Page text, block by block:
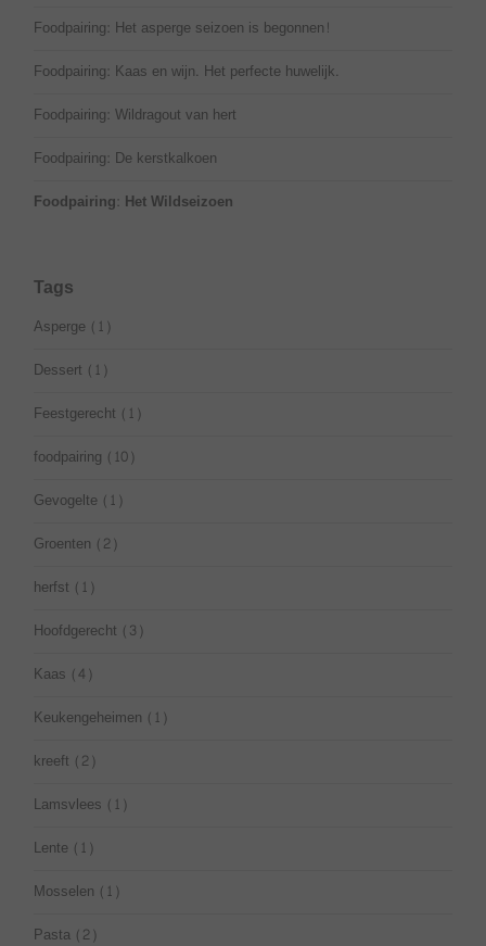
Foodpairing: Het asperge seizoen is begonnen!
Foodpairing: Kaas en wijn. Het perfecte huwelijk.
Foodpairing: Wildragout van hert
Foodpairing: De kerstkalkoen
Foodpairing: Het Wildseizoen
Tags
Asperge (1)
Dessert (1)
Feestgerecht (1)
foodpairing (10)
Gevogelte (1)
Groenten (2)
herfst (1)
Hoofdgerecht (3)
Kaas (4)
Keukengeheimen (1)
kreeft (2)
Lamsvlees (1)
Lente (1)
Mosselen (1)
Pasta (2)